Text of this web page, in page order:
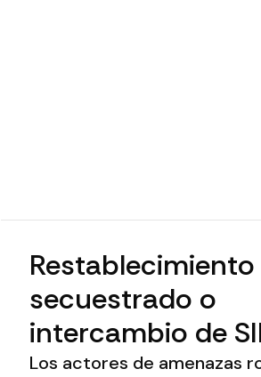
Restablecimiento
secuestrado o
intercambio de
Los actores de amenazas